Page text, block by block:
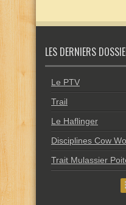
LES DERNIERS
Le PTV
Trail
Le Haflinger
Disciplines Cow
Trait Mulassier